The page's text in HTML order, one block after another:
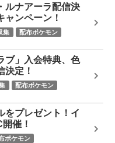
ルナアーラ配信決
ャンペーン！
集 配布ポケモン
ブ」入会特典、色
決定！
配布ポケモン
をプレゼント！イ
催！
ポケモン